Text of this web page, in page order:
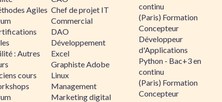
Agiles
: Autres
cours
Chef de projet IT
Commercial
DAO
Développement
Excel
Graphiste Adobe
Linux
Management
Marketing digital
continu
(Paris) Formation
Concepteur
Développeur
d'Applications
Python - Bac+3 en
continu
(Paris) Formation
Concepteur